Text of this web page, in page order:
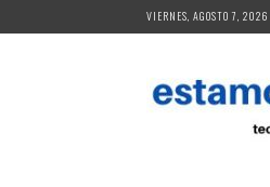
to
VIERNES, AGOSTO 7, 2026